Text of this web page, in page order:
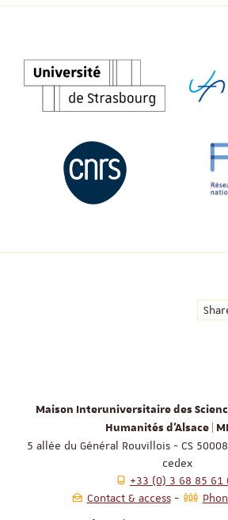
Maison Interuniversitaire des
Humanités d'Alsace |
5 allée du Général Rouvillois - CS
cedex
+33 (0) 3 68 85 61
Contact & access